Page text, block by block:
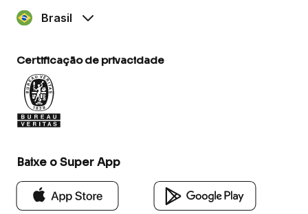
Brasil
Certificação de privacidade
Baixe o Super App